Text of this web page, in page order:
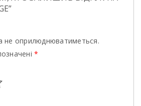
не оприлюднюватиметься.
*